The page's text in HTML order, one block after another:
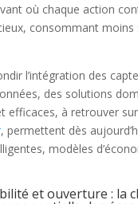
où chaque action
consommant moins
l’intégration des
des solutions
efficaces, à retrouver sur
, permettent dès
modèles
et ouverture : la